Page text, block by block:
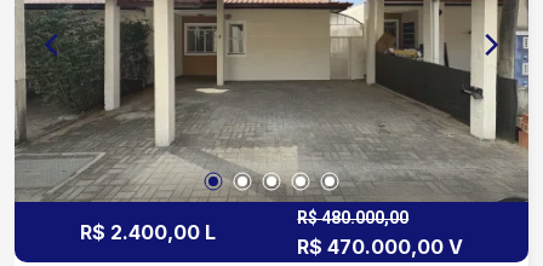
R$ 2.400,00 L
R$ 480.000,00
R$ 470.000,00 V